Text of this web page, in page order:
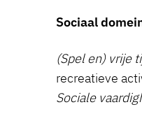
Sociaal
(Spel en) vrije
recreatieve
Sociale